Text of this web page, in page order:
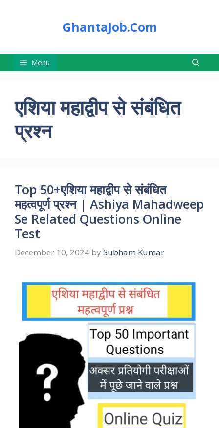
GhantaJob.Com
Menu
एशिया महाद्वीप से संबंधित
प्रश्न
Top 50+एशिया महाद्वीप से संबंधित
महत्वपूर्ण प्रश्न | Ashiya Mahadweep
Se Related Questions Online
Test
December 10, 2024 by Subham Kumar